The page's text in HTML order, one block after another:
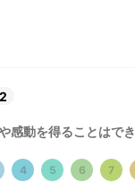
2
感動を得ることはで
4 5 6 7